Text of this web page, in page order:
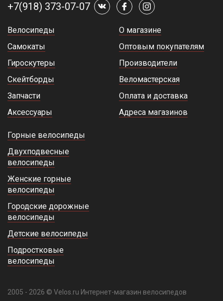
+7(918) 373-07-07
Велосипеды
Самокаты
Гироскутеры
Скейтборды
Запчасти
Аксессуары
О магазине
Оптовым покупателям
Производители
Веломастерская
Оплата и доставка
Адреса магазинов
Горные велосипеды
Двухподвесные
велосипеды
Женские горные
велосипеды
Городские дорожные
велосипеды
Детские велосипеды
Подростковые
велосипеды
2005 - 2026 © Velos.ru Интернет-магазин велосипедов